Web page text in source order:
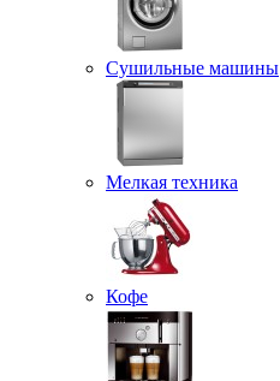
Сушильные машины
Мелкая техника
Кофе